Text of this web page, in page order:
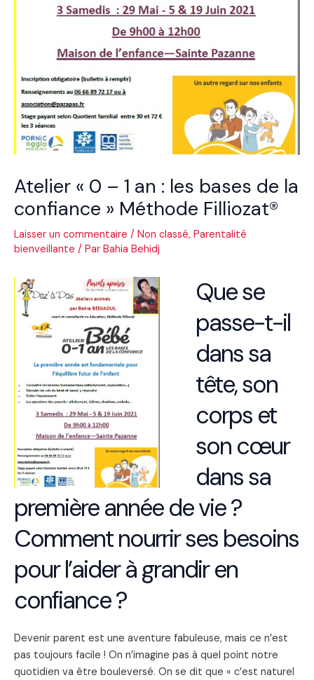
Atelier « 0 – 1 an : les bases de la
confiance » Méthode Filliozat®
Laisser un commentaire / Non classé, Parentalité
bienveillante / Par Bahia Behidj
Que se
passe-t-il
dans sa
tête, son
corps et
son cœur
dans sa
première année de vie ?
Comment nourrir ses besoins
pour l’aider à grandir en
confiance ?
Devenir parent est une aventure fabuleuse, mais ce n’est
pas toujours facile ! On n’imagine pas à quel point notre
quotidien va être bouleversé. On se dit que « c’est naturel